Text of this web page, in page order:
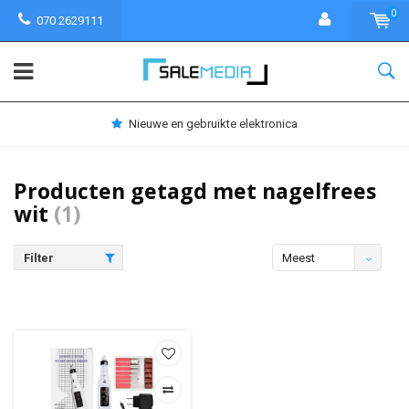
070 2629111
0
Nieuwe en gebruikte elektronica
Producten getagd met nagelfrees
wit (1)
Filter
Meest